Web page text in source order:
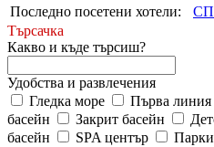
Последно посетени хотели:
Търсачка
Какво и къде търсиш?
Удобства и развлечения
Гледка море
Първа линия
басейн
Закрит басейн
басейн
SPA център